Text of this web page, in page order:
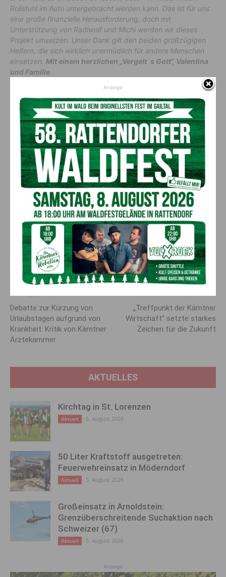
Rollstuhl im Auto untergebracht werden kann. Das ist für uns
eine große finanzielle Herausforderung, doch mit
Unterstützung von Radlwolf und Michi werden wir dieses
Projekt umsetzen. Unser Dank gilt den beiden großzügigen
Helfern, die sich wirklich unermüdlich für andere Menschen
einsetzen. Mit einem herzlichen „Vergelt`s Gott“, Valentina
und Familie
Spendenmöglichkeit für alle, die
helfen möchten
Wer nicht an der Veranstaltung„Bewegung für den guten
Zweck“ teilnehmen konnte, aber dennoch spenden möchte,
kann dies auf folgendem Konto tun:
Kontoinhaber: Bewegung für den guten Zweck, Wolfgang
Dabernig
IBAN: AT38 2070 6045 0407 8694
BIC: KSPKAT2KXXX
Durch die Unterstützung werden weitere Projekte zur
Förderung von Menschen mit Beeinträchtigungen
ermöglicht.
Debatte zur Kürzung von
Urlaubstagen aufgrund von
Krankheit: Kritik von Kärntner
Ärztekammer
„Treffpunkt der Kärntner
Wirtschaft“ setzte starkes
Zeichen für die Zukunft
AKTUELLES
Kirchtag in St. Lorenzen
Aktuell 6. August 2026
50 Liter Kraftstoff ausgetreten:
Feuerwehreinsatz in Möderndorf
Aktuell 5. August 2026
Großeinsatz in Arnoldstein:
Grenzüberschreitende Suchaktion nach
Schweizer (67)
Aktuell 5. August 2026
Anzeige
Anzeige